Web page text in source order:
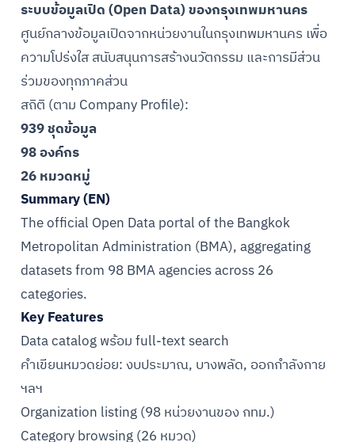
ระบบข้อมูลเปิด (Open Data) ของกรุงเทพมหานคร
ศูนย์กลางข้อมูลเปิดจากหน่วยงานในกรุงเทพมหานคร เพื่อ
ความโปร่งใส สนับสนุนการสร้างนวัตกรรม และการมีส่วน
ร่วมของทุกภาคส่วน
สถิติ (ตาม Company Profile):
939 ชุดข้อมูล
98 องค์กร
26 หมวดหมู่
Summary (EN)
The official Open Data portal of the Bangkok
Metropolitan Administration (BMA), aggregating
datasets from 98 BMA agencies across 26
categories.
Key Features
Data catalog พร้อม full-text search
คำเขียนหมวดย่อย: งบประมาณ, บางพลัด, ออกกำลังกาย
ฯลฯ
Organization listing (98 หน่วยงานของ กทม.)
Category browsing (26 หมวด)